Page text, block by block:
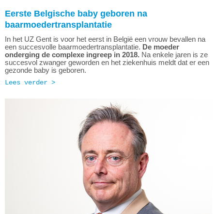
Eerste Belgische baby geboren na
baarmoedertransplantatie
In het UZ Gent is voor het eerst in België een vrouw bevallen na
een succesvolle baarmoedertransplantatie. De moeder
onderging de complexe ingreep in 2018. Na enkele jaren is ze
succesvol zwanger geworden en het ziekenhuis meldt dat er een
gezonde baby is geboren.
Lees verder >